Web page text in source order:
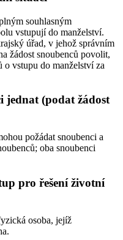
souhlasným
vstupují do manželství.
úřad, v jehož správním
žádost snoubenců povolit,
o vstupu do manželství za
jednat (podat žádost
požádat snoubenci a
oba snoubenci
pro řešení životní
osoba, jejíž